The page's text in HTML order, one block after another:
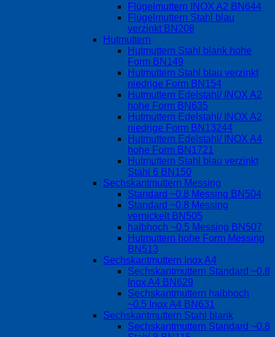
Flügelmuttern INOX A2 BN644
Flügelmuttern Stahl blau
verzinkt BN208
Hutmuttern
Hutmuttern Stahl blank hohe
Form BN149
Hutmuttern Stahl blau verzinkt
niedrige Form BN154
Hutmuttern Edelstahl/ INOX A2
hohe Form BN635
Hutmuttern Edelstahl/ INOX A2
niedrige Form BN13244
Hutmuttern Edelstahl/ INOX A4
hohe Form BN1721
Hutmuttern Stahl blau verzinkt
Stahl 6 BN150
Sechskantmuttern Messing
Standard ~0.8 Messing BN504
Standard ~0.8 Messing
vernickelt BN505
halbhoch ~0.5 Messing BN507
Hutmuttern hohe Form Messing
BN513
Sechskantmuttern Inox A4
Sechskantmuttern Standard ~0.8
Inox A4 BN629
Sechskantmuttern halbhoch
~0.5 Inox A4 BN631
Sechskantmuttern Stahl blank
Sechskantmuttern Standard ~0.8